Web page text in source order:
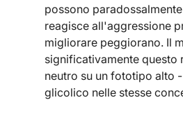
possono
reagisce all'aggressione
migliorare peggiorano. Il
significativamente questo
neutro su un fototipo alto
glicolico nelle stesse